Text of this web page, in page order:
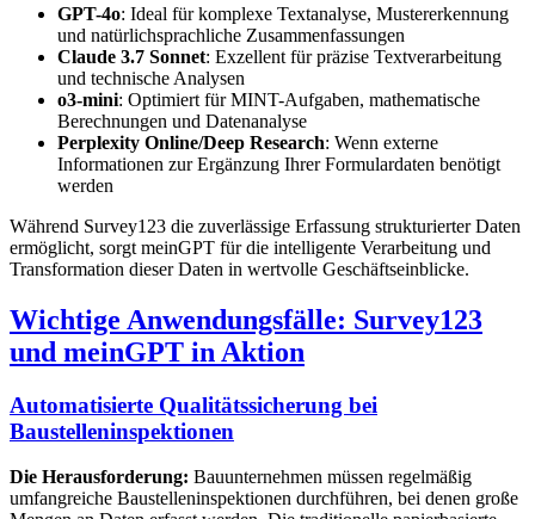
GPT-4o: Ideal für komplexe Textanalyse, Mustererkennung
und natürlichsprachliche Zusammenfassungen
Claude 3.7 Sonnet: Exzellent für präzise Textverarbeitung
und technische Analysen
o3-mini: Optimiert für MINT-Aufgaben, mathematische
Berechnungen und Datenanalyse
Perplexity Online/Deep Research: Wenn externe
Informationen zur Ergänzung Ihrer Formulardaten benötigt
werden
Während Survey123 die zuverlässige Erfassung strukturierter Daten
ermöglicht, sorgt meinGPT für die intelligente Verarbeitung und
Transformation dieser Daten in wertvolle Geschäftseinblicke.
Wichtige Anwendungsfälle: Survey123
und meinGPT in Aktion
Automatisierte Qualitätssicherung bei
Baustelleninspektionen
Die Herausforderung: Bauunternehmen müssen regelmäßig
umfangreiche Baustelleninspektionen durchführen, bei denen große